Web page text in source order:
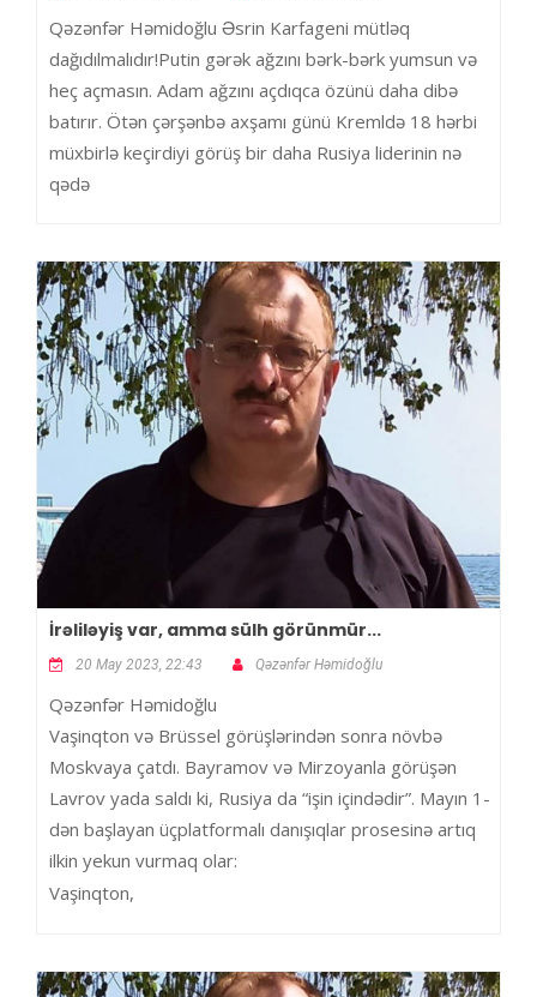
Qəzənfər Həmidoğlu Əsrin Karfageni mütləq
dağıdılmalıdır!Putin gərək ağzını bərk-bərk yumsun və
heç açmasın. Adam ağzını açdıqca özünü daha dibə
batırır. Ötən çərşənbə axşamı günü Kremldə 18 hərbi
müxbirlə keçirdiyi görüş bir daha Rusiya liderinin nə
qədə
İrəliləyiş var, amma sülh görünmür...
20 May 2023, 22:43 Qəzənfər Həmidoğlu
Qəzənfər Həmidoğlu
Vaşinqton və Brüssel görüşlərindən sonra növbə
Moskvaya çatdı. Bayramov və Mirzoyanla görüşən
Lavrov yada saldı ki, Rusiya da “işin içindədir”. Mayın 1-
dən başlayan üçplatformalı danışıqlar prosesinə artıq
ilkin yekun vurmaq olar:
Vaşinqton,